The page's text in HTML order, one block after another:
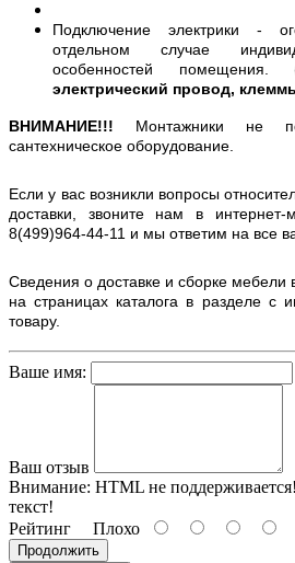
Подключение электрики -
отдельном случае
особенностей помещения.
электрический провод,
ВНИМАНИЕ!!! Монтажники не
сантехническое оборудование.
Если у вас возникли вопросы
доставки, звоните нам в интернет-
8(499)964-44-11 и мы ответим на все
Сведения о доставке и сборке мебели
на страницах каталога в разделе с
товару.
Ваше имя:
Ваш отзыв
Внимание: HTML не
текст!
Рейтинг Плохо
Продолжить